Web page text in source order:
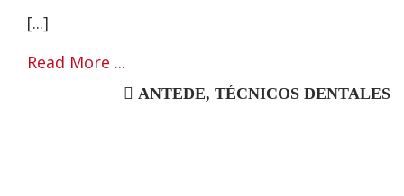
[...]
Read More ...
ANTEDE, TÉCNICOS DENTALES